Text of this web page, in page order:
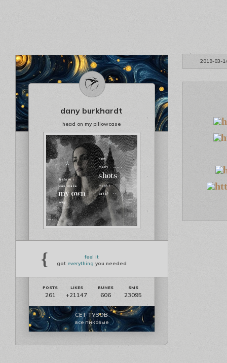
2019-03-
dany burkhardt
head on my pillowcase
{
feel it
got everything you needed
261 +21147 606 23095
СЕТ ТУЗОВ
все пиковые